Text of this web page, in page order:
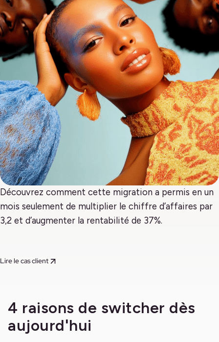
Découvrez comment cette migration a permis en un
mois seulement de multiplier le chiffre d’affaires par
3,2 et d’augmenter la rentabilité de 37%.
Lire le cas client
4 raisons de switcher dès
aujourd'hui